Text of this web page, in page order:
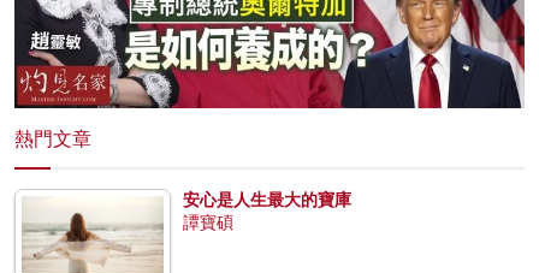
熱門文章
安心是人生最大的寶庫
譚寶碩